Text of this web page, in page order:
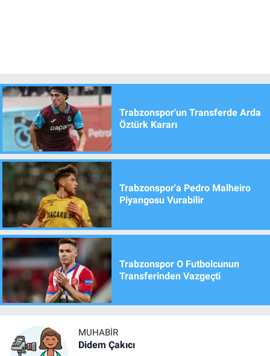
Trabzonspor'un Transferde Arda
Öztürk Kararı
Trabzonspor'a Pedro Malheiro
Piyangosu Vurabilir
Trabzonspor O Futbolcunun
Transferinden Vazgeçti
MUHABIR
Didem Çakıcı